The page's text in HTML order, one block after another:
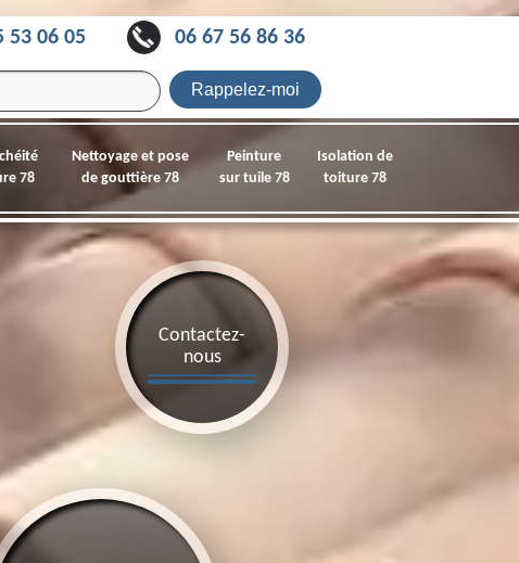
53 06 05 06 67 56 86 36
78
Nettoyage et pose
de gouttière 78
Peinture
sur tuile 78
Isolation de
toiture 78
Contactez-
nous